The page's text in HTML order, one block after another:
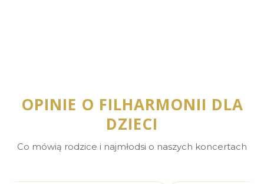
OPINIE O FILHARMONII DLA
DZIECI
Co mówią rodzice i najmłodsi o naszych koncertach